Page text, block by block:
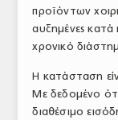
προϊόντων
αυξημένες κατά
χρονικό
Η κατάσταση
Με δεδομένο
διαθέσιμο